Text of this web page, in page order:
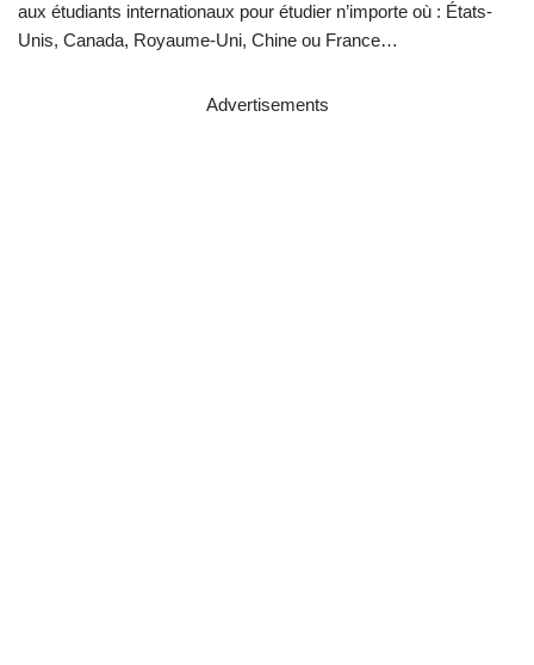
aux étudiants internationaux pour étudier n’importe où : États-
Unis, Canada, Royaume-Uni, Chine ou France…
Advertisements